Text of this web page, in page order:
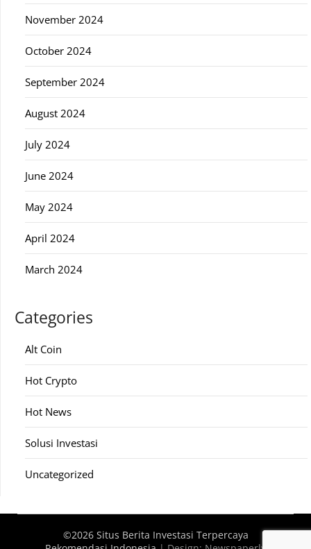
November 2024
October 2024
September 2024
August 2024
July 2024
June 2024
May 2024
April 2024
March 2024
Categories
Alt Coin
Hot Crypto
Hot News
Solusi Investasi
Uncategorized
©2026 Situs Berita Investasi Terpercaya